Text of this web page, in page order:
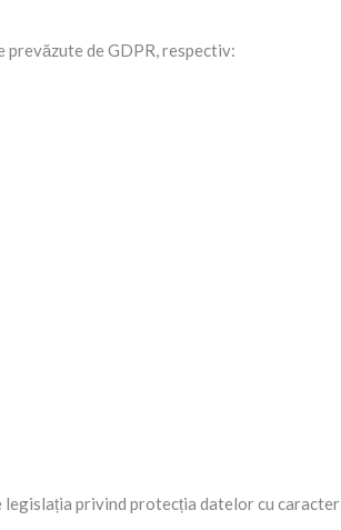
de GDPR, respectiv:
legislația privind protecția datelor cu caracter